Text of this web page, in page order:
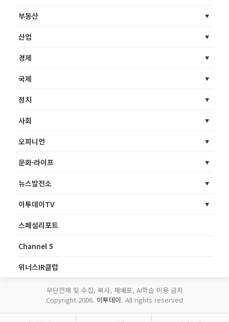
부동산
산업
경제
국제
정치
사회
오피니언
문화·라이프
뉴스발전소
이투데이TV
스페셜리포트
Channel 5
위너스IR클럽
무단전재 및 수집, 복사, 재배포, AI학습 이용 금지
Copyright 2006. 이투데이. All rights reserved